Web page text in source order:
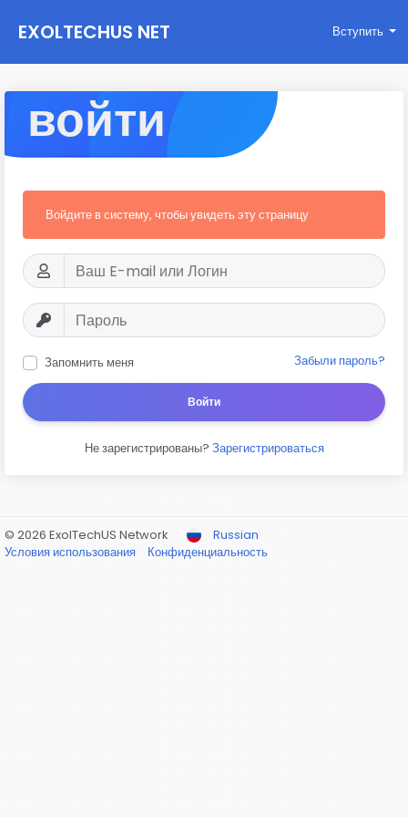
EXOLTECHUS NET
WORK
Вступить
войти
Войдите в систему, чтобы увидеть эту страницу
Запомнить меня Забыли пароль?
Войти
Не зарегистрированы? Зарегистрироваться
© 2026 ExolTechUS Network
Russian
Условия использования
Конфиденциальность